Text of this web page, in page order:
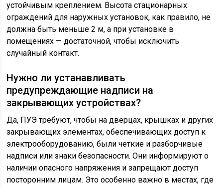
устойчивым креплением. Высота стационарных
ограждений для наружных установок, как правило, не
должна быть меньше 2 м, а при установке в
помещениях — достаточной, чтобы исключить
случайный контакт.
Нужно ли устанавливать
предупреждающие надписи на
закрывающих устройствах?
Да, ПУЭ требуют, чтобы на дверцах, крышках и других
закрывающих элементах, обеспечивающих доступ к
электрооборудованию, были четкие и разборчивые
надписи или знаки безопасности. Они информируют о
наличии опасного напряжения и запрещают доступ
посторонним лицам. Это особенно важно в местах, где